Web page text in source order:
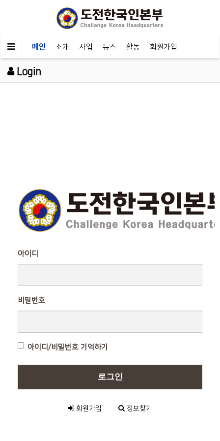
메인 소개 사업 뉴스 활동 회원가입
Login
아이디
비밀번호
아이디/비밀번호 기억하기
로그인
회원가입 정보찾기